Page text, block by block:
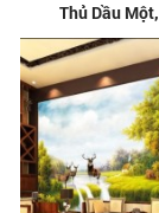
Thủ Dầu